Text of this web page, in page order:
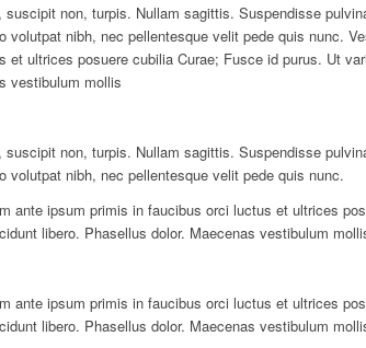
suscipit non, turpis. Nullam sagittis. Suspendisse
volutpat nibh, nec pellentesque velit pede quis nunc.
et ultrices posuere cubilia Curae; Fusce id purus. Ut
vestibulum mollis
suscipit non, turpis. Nullam sagittis. Suspendisse
volutpat nibh, nec pellentesque velit pede quis nunc.
ante ipsum primis in faucibus orci luctus et ultrices
libero. Phasellus dolor. Maecenas vestibulum
ante ipsum primis in faucibus orci luctus et ultrices
libero. Phasellus dolor. Maecenas vestibulum